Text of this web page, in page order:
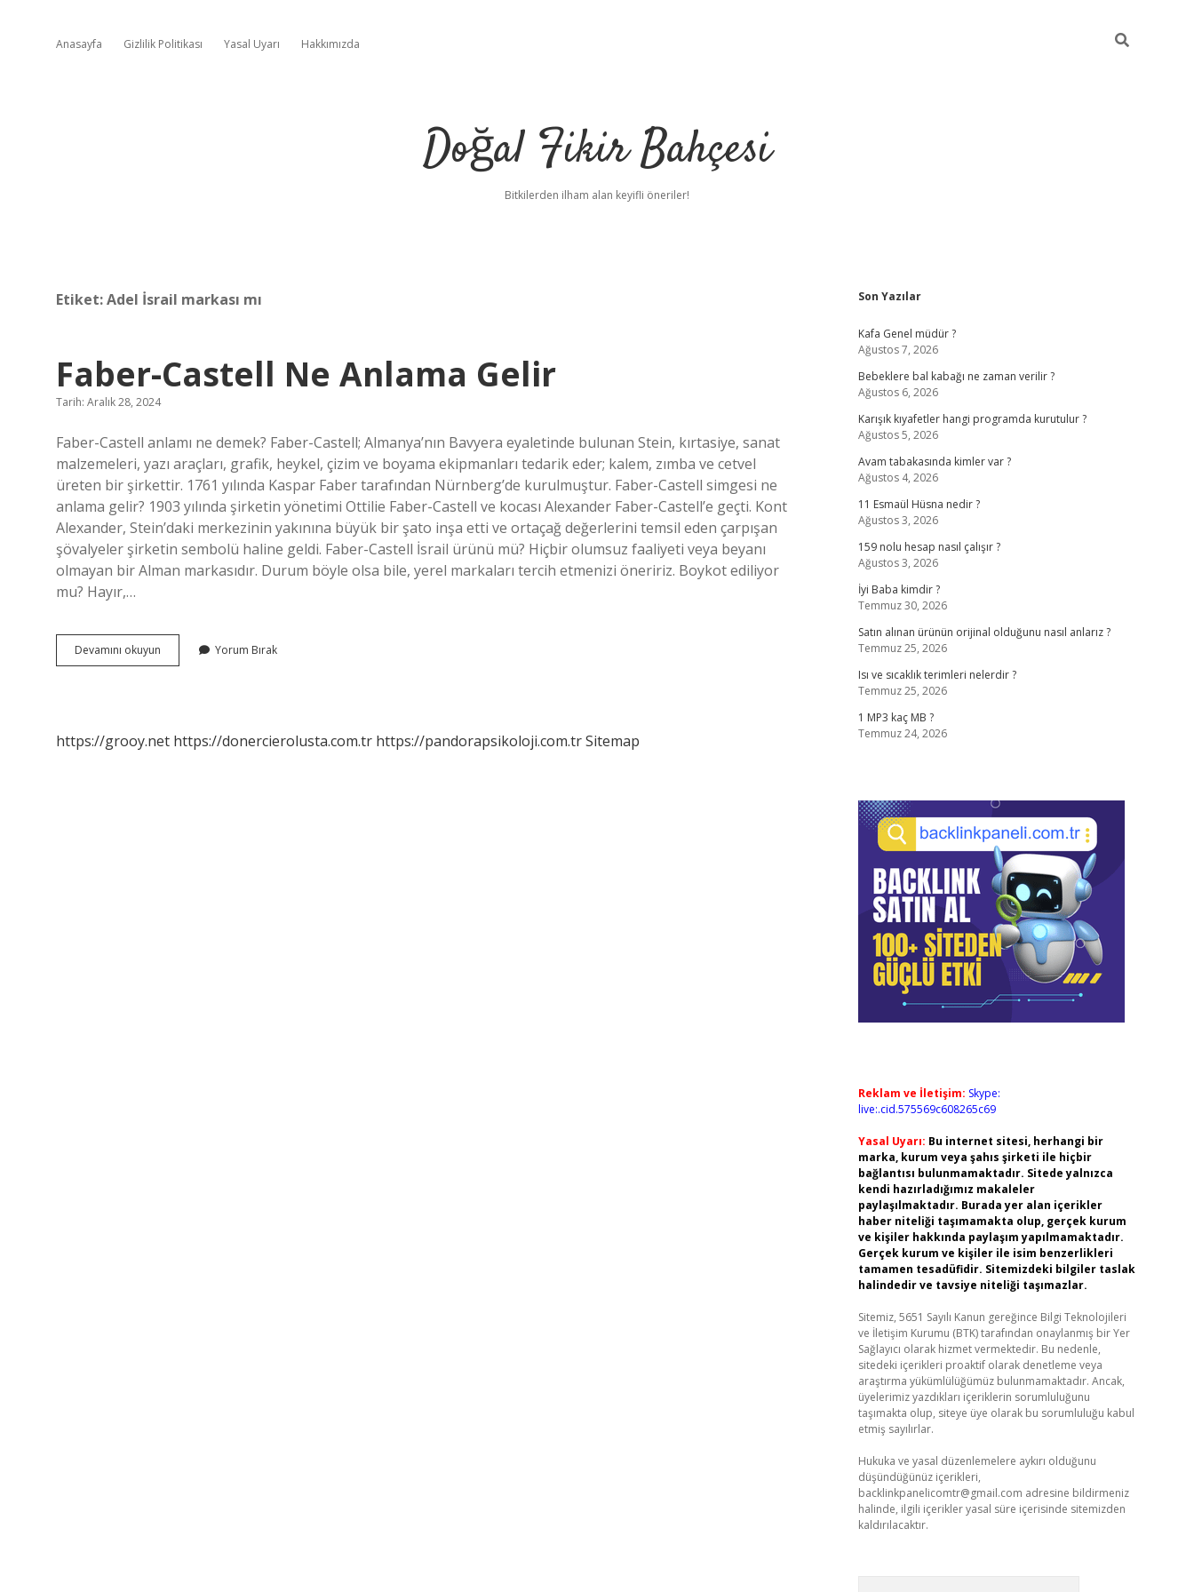
Anasayfa Gizlilik Politikası Yasal Uyarı Hakkımızda
Doğal Fikir Bahçesi
Bitkilerden ilham alan keyifli öneriler!
Etiket:Adel İsrail markası mı
Faber-Castell Ne Anlama Gelir
Tarih: Aralık 28, 2024
Faber-Castell anlamı ne demek? Faber-Castell; Almanya’nın Bavyera eyaletinde bulunan Stein, kırtasiye, sanat
malzemeleri, yazı araçları, grafik, heykel, çizim ve boyama ekipmanları tedarik eder; kalem, zımba ve cetvel
üreten bir şirkettir. 1761 yılında Kaspar Faber tarafından Nürnberg’de kurulmuştur. Faber-Castell simgesi ne
anlama gelir? 1903 yılında şirketin yönetimi Ottilie Faber-Castell ve kocası Alexander Faber-Castell’e geçti. Kont
Alexander, Stein’daki merkezinin yakınına büyük bir şato inşa etti ve ortaçağ değerlerini temsil eden çarpışan
şövalyeler şirketin sembolü haline geldi. Faber-Castell İsrail ürünü mü? Hiçbir olumsuz faaliyeti veya beyanı
olmayan bir Alman markasıdır. Durum böyle olsa bile, yerel markaları tercih etmenizi öneririz. Boykot ediliyor
mu? Hayır,…
Devamını okuyun
Castell
Yorum Bırak
https://grooy.net https://donercierolusta.com.tr https://pandorapsikoloji.com.trSitemap
Sidebar
Son Yazılar
Kafa Genel müdür ?
Ağustos 7, 2026
Bebeklere bal kabağı ne zaman verilir ?
Ağustos 6, 2026
Karışık kıyafetler hangi programda kurutulur ?
Ağustos 5, 2026
Avam tabakasında kimler var ?
Ağustos 4, 2026
11 Esmaül Hüsna nedir ?
Ağustos 3, 2026
159 nolu hesap nasıl çalışır ?
Ağustos 3, 2026
İyi Baba kimdir ?
Temmuz 30, 2026
Satın alınan ürünün orijinal olduğunu nasıl anlarız ?
Temmuz 25, 2026
Isı ve sıcaklık terimleri nelerdir ?
Temmuz 25, 2026
1 MP3 kaç MB ?
Temmuz 24, 2026
Reklam ve İletişim: Skype:
live:.cid.575569c608265c69
Yasal Uyarı: Bu internet sitesi, herhangi bir
marka, kurum veya şahıs şirketi ile hiçbir
bağlantısı bulunmamaktadır. Sitede yalnızca
kendi hazırladığımız makaleler
paylaşılmaktadır. Burada yer alan içerikler
haber niteliği taşımamakta olup, gerçek kurum
ve kişiler hakkında paylaşım yapılmamaktadır.
Gerçek kurum ve kişiler ile isim benzerlikleri
tamamen tesadüfidir. Sitemizdeki bilgiler taslak
halindedir ve tavsiye niteliği taşımazlar.
Sitemiz, 5651 Sayılı Kanun gereğince Bilgi Teknolojileri
ve İletişim Kurumu (BTK) tarafından onaylanmış bir Yer
Sağlayıcı olarak hizmet vermektedir. Bu nedenle,
sitedeki içerikleri proaktif olarak denetleme veya
araştırma yükümlülüğümüz bulunmamaktadır. Ancak,
üyelerimiz yazdıkları içeriklerin sorumluluğunu
taşımakta olup, siteye üye olarak bu sorumluluğu kabul
etmiş sayılırlar.
Hukuka ve yasal düzenlemelere aykırı olduğunu
düşündüğünüz içerikleri,
backlinkpanelicomtr@gmail.com adresine bildirmeniz
halinde, ilgili içerikler yasal süre içerisinde sitemizden
kaldırılacaktır.